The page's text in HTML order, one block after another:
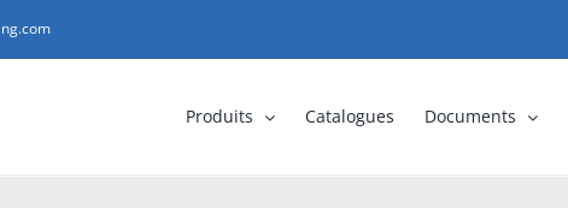
Produits Catalogues Documents